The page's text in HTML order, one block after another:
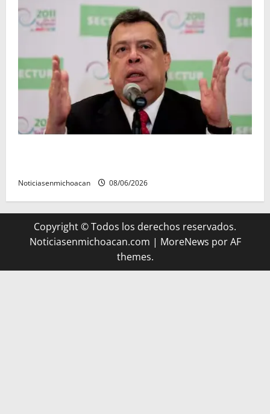
Noticiasenmichoacan 08/06/2026
Copyright © Todos los derechos reservados.
Noticiasenmichoacan.com | MoreNews por AF
themes.